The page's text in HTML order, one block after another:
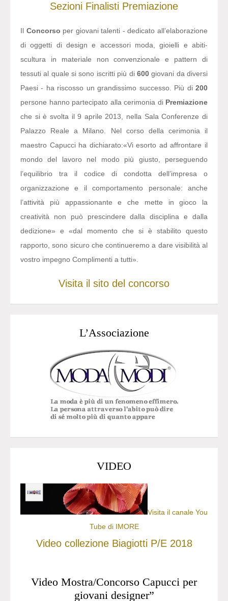
Sezioni Finalisti Premiazione
Il Concorso per giovani talenti - dedicato all’elaborazione
di oggetti di design e accessori moda, gioielli e abiti-
scultura in materiale non convenzionale e pattern di
tessuti al quale si sono iscritti più di 600giovani da diversi
Paesi - ha riscosso un grandissimo successo. Più di 200
persone hanno partecipato alla cerimonia di Premiazione
che si è svolta il 9 aprile 2013, nella Sala Conferenze di
Palazzo Reale a Milano. Nel corso della cerimonia il
maestro Capucci ha dichiarato:«Vi esorto ad affrontare il
mondo del lavoro nel modo più giusto, perseguendo
l’equilibrio tra il codice di condotta dell’impresa o
organizzazione e il comportamento personale: anche
l’attività più appassionante e che mette in gioco la
creatività non può prescindere dalla disciplina e dalla
dedizione» e «dal momento che si è stabilito questo
rapporto, sono sicuro che continueremo a dare visibilità al
vostro impegno Complimenti a tutti».
Visita il sito del concorso
L’Associazione
VIDEO
Visita il canale You
Tube di IMORE
Video collezione Biagiotti P/E 2018
Video Mostra/Concorso Capucci per
giovani designer”